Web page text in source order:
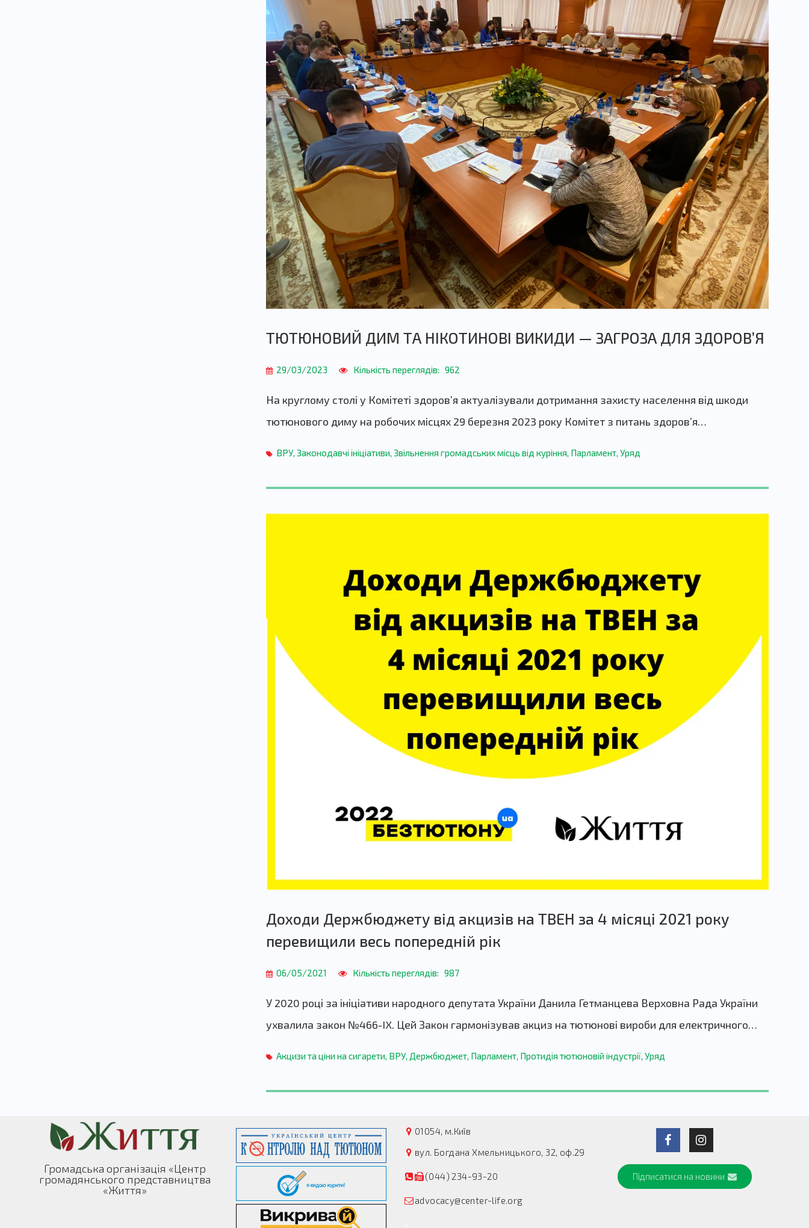
ТЮТЮНОВИЙ ДИМ ТА НІКОТИНОВІ ВИКИДИ — ЗАГРОЗА ДЛЯ ЗДОРОВʼЯ
29/03/2023 Кількість переглядів: 962
На круглому столі у Комітеті здоровʼя актуалізували дотримання захисту населення від шкоди
тютюнового диму на робочих місцях 29 березня 2023 року Комітет з питань здоров’я…
ВРУ, Законодавчі ініціативи Звільнення громадських місць від куріння Парламент Уряд
Доходи Держбюджету від акцизів на ТВЕН за 4 місяці 2021 року
перевищили весь попередній рік
06/05/2021 Кількість переглядів: 987
У 2020 році за ініціативи народного депутата України Данила Гетманцева Верховна Рада України
ухвалила закон №466-IX. Цей Закон гармонізував акциз на тютюнові вироби для електричного…
Акцизи та ціни на сигарети, ВРУ, Держбюджет, Парламент, Протидія тютюновій індустрії, Уряд
Громадська організація «Центр
громадянського представництва
«Життя»
01054, м.Київ
вул. Богдана Хмельницького, 32, оф.29
(044) 234-93-20
advocacy@center-life.org
Підписатися на новини